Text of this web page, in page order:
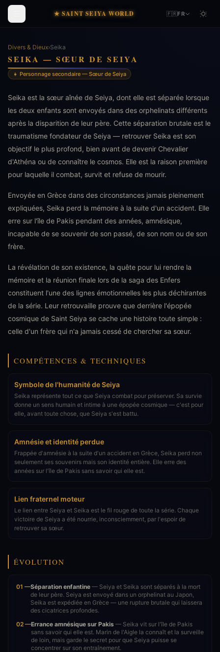
★ SAINT SEIYA WORLD 🇫🇷FR
Divers & Dieux›Seika
SEIKA — SŒUR DE SEIYA
👧 Personnage secondaire — Sœur de Seiya
Seika est la sœur aînée de Seiya, dont elle est séparée lorsque
les deux enfants sont envoyés dans des orphelinats différents
après la disparition de leur père. Cette séparation brutale est le
traumatisme fondateur de Seiya — retrouver Seika est son
objectif le plus profond, bien avant de devenir Chevalier
d'Athéna ou de connaître le cosmos. Elle est la raison première
pour laquelle il combat, survit et refuse de mourir.
Envoyée en Grèce dans des circonstances jamais pleinement
expliquées, Seika perd la mémoire à la suite d'un accident. Elle
erre sur l'île de Pakis pendant des années, amnésique,
incapable de se souvenir de son passé, de son nom ou de son
frère.
La révélation de son existence, la quête pour lui rendre la
mémoire et la réunion finale lors de la saga des Enfers
constituent l'une des lignes émotionnelles les plus déchirantes
de la série. Leur retrouvaille prouve que derrière l'épopée
cosmique de Saint Seiya se cache une histoire toute simple :
celle d'un frère qui n'a jamais cessé de chercher sa sœur.
COMPÉTENCES & TECHNIQUES
Symbole de l'humanité de Seiya
Seika représente tout ce que Seiya combat pour préserver. Sa survie
donne un sens humain et intime à une épopée cosmique — c'est pour
elle, avant toute chose, que Seiya s'est battu.
Amnésie et identité perdue
Frappée d'amnésie à la suite d'un accident en Grèce, Seika perd non
seulement ses souvenirs mais son identité entière. Elle erre des
années sur l'île de Pakis sans savoir qui elle est.
Lien fraternel moteur
Le lien entre Seiya et Seika est le fil rouge de toute la série. Chaque
victoire de Seiya a été nourrie, inconsciemment, par l'espoir de
retrouver sa sœur.
ÉVOLUTION
01 —Séparation enfantine — Seiya et Seika sont séparés à la mort
de leur père. Seiya est envoyé dans un orphelinat au Japon,
Seika est expédiée en Grèce — une rupture brutale qui laissera
des cicatrices profondes.
02 —Errance amnésique sur Pakis — Seika vit sur l'île de Pakis
sans savoir qui elle est. Marin de l'Aigle la connaît et la surveille
de loin, mais garde le secret pour que Seiya puisse se
concentrer sur son entraînement.